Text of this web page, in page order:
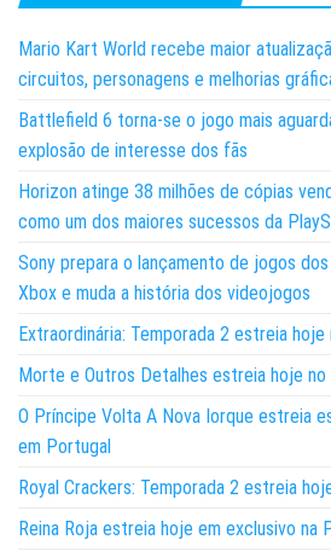
Mario Kart World recebe maior
circuitos, personagens e melhorias
Battlefield 6 torna-se o jogo mais
explosão de interesse dos fãs
Horizon atinge 38 milhões de cópias
como um dos maiores sucessos da
Sony prepara o lançamento de jogos
Xbox e muda a história dos videojogos
Extraordinária: Temporada 2 estreia hoje
Morte e Outros Detalhes estreia hoje no
O Príncipe Volta A Nova Iorque estreia
em Portugal
Royal Crackers: Temporada 2 estreia
Reina Roja estreia hoje em exclusivo na